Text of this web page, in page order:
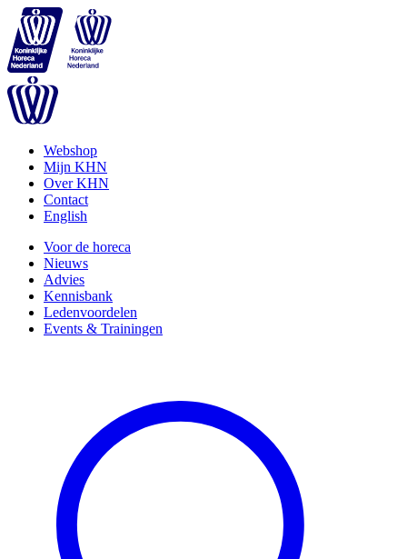
Webshop
Mijn KHN
Over KHN
Contact
English
Voor de horeca
Nieuws
Advies
Kennisbank
Ledenvoordelen
Events & Trainingen